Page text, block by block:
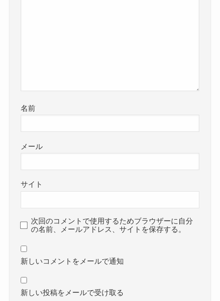
名前
メール
サイト
次回のコメントで使用するためブラウザーに自分
の名前、メールアドレス、サイトを保存する。
新しいコメントをメールで通知
新しい投稿をメールで受け取る